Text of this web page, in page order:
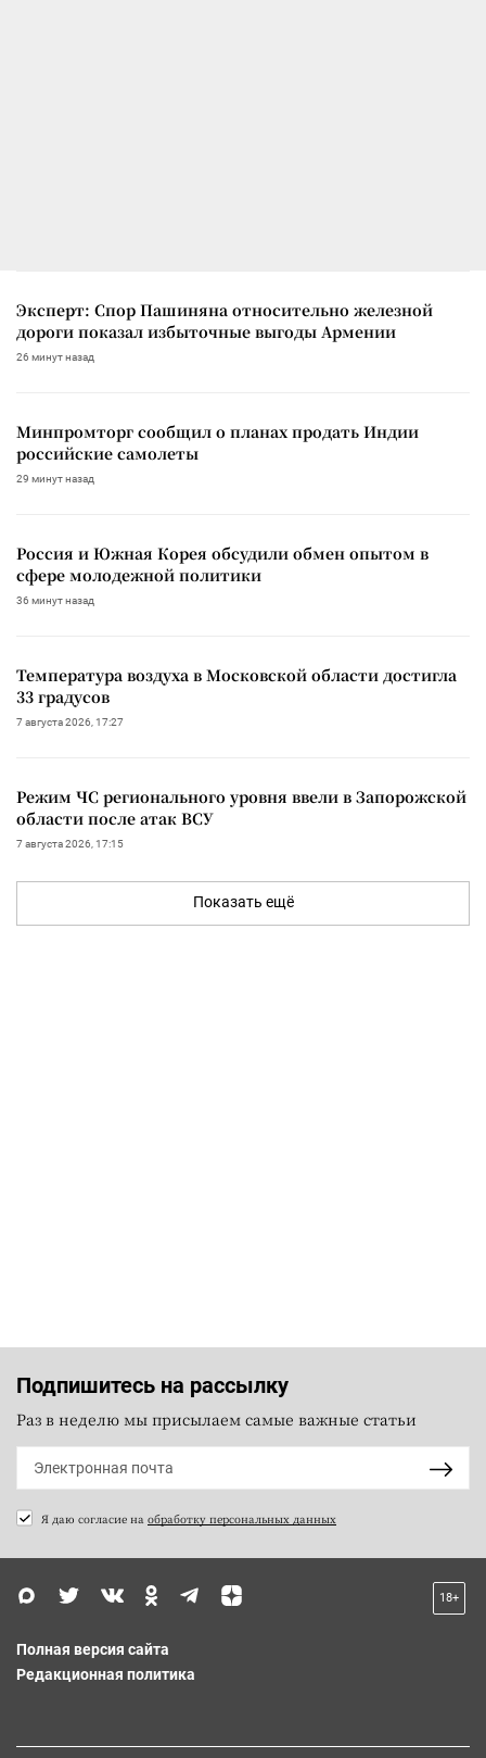
Эксперт: Спор Пашиняна относительно железной
дороги показал избыточные выгоды Армении
26 минут назад
Минпромторг сообщил о планах продать Индии
российские самолеты
29 минут назад
Россия и Южная Корея обсудили обмен опытом в
сфере молодежной политики
36 минут назад
Температура воздуха в Московской области достигла
33 градусов
7 августа 2026, 17:27
Режим ЧС регионального уровня ввели в Запорожской
области после атак ВСУ
7 августа 2026, 17:15
Показать ещё
Подпишитесь на рассылку
Раз в неделю мы присылаем самые важные статьи
Я даю согласие на обработку персональных данных
18+
Полная версия сайта
Редакционная политика